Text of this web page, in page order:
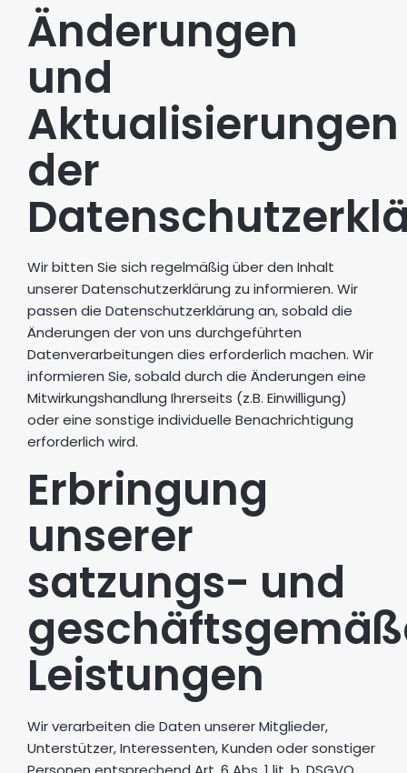
Änderungen
und
Aktualisierungen
der
Wir bitten Sie sich regelmäßig über den Inhalt
unserer Datenschutzerklärung zu informieren. Wir
passen die Datenschutzerklärung an, sobald die
Änderungen der von uns durchgeführten
Datenverarbeitungen dies erforderlich machen. Wir
informieren Sie, sobald durch die Änderungen eine
Mitwirkungshandlung Ihrerseits (z.B. Einwilligung)
oder eine sonstige individuelle Benachrichtigung
erforderlich wird.
Erbringung
unserer
satzungs- und
Leistungen
Wir verarbeiten die Daten unserer Mitglieder,
Unterstützer, Interessenten, Kunden oder sonstiger